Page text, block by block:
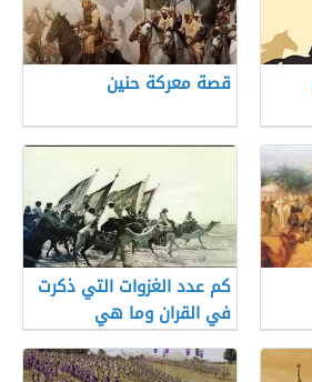
قصة معركة حنين
كم عدد الغزوات التي ذكرت
في القران وما هي